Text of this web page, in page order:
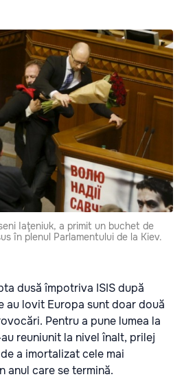
Iaţeniuk, a primit un buchet de
în plenul Parlamentului de la Kiev.
dusă împotriva ISIS după
au lovit Europa sunt doar două
Pentru a pune lumea la
reuniunit la nivel înalt, prilej
a imortalizat cele mai
anul care se termină.